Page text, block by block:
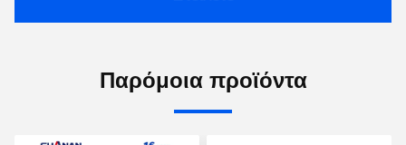
Παρόμοια προϊόντα